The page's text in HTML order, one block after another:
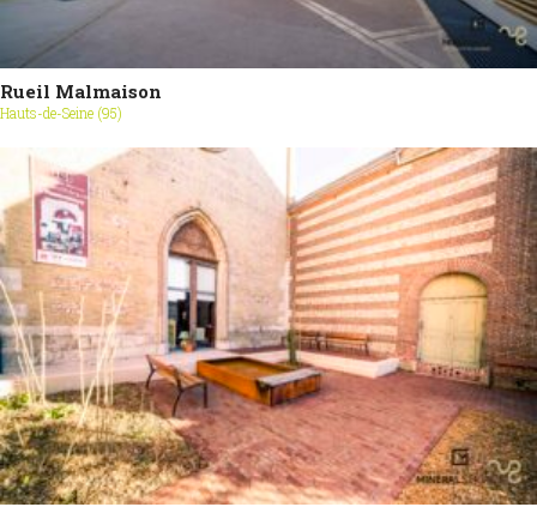
Rueil Malmaison
Hauts-de-Seine (95)